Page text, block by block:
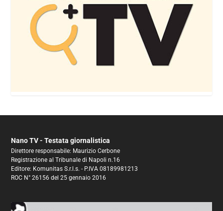
Nano TV - Testata giornalistica
Direttore responsabile: Maurizio Cerbone
Registrazione al Tribunale di Napoli n.16
Editore: Komunitas S.r.l.s. - P.IVA 08189981213
ROC N° 26156 del 25 gennaio 2016